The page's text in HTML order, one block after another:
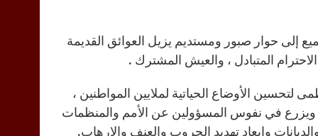
إلى حوار صبور ومستديم يزيل العوائق القديمة
المتبادل ، والعيش المشترك .
لتحسين الأوضاع الحياتية لملايين المواطنين ،
ويزرع في نفوس المسؤولين عن الأمم والمنظمات
وإبعاد تهديد الحروب والعنف والإرهاب.